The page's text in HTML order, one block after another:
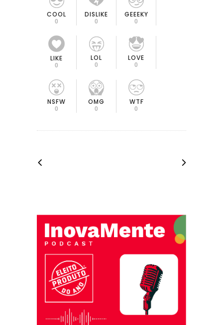
COOL
0
DISLIKE
0
GEEEKY
0
LIKE
0
LOL
0
LOVE
0
NSFW
0
OMG
0
WTF
0